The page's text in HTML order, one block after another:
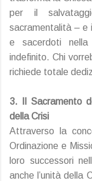
per il
sacramentalità – e
e sacerdoti
indefinito. Chi
richiede totale
3. Il Sacramento
della Crisi
Attraverso la
Ordinazione e
loro successori
anche l’unità della